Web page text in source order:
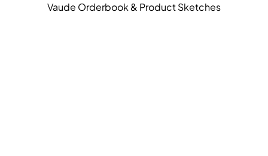
Vaude Orderbook & Product Sketches